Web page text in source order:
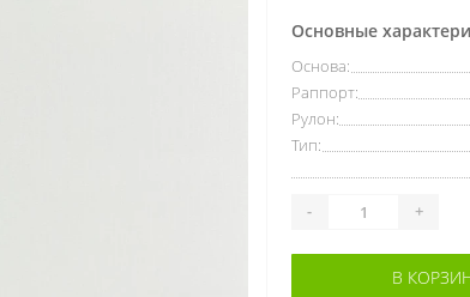
Основные
Основа:
Раппорт:
Рулон:
Тип:
- +
В